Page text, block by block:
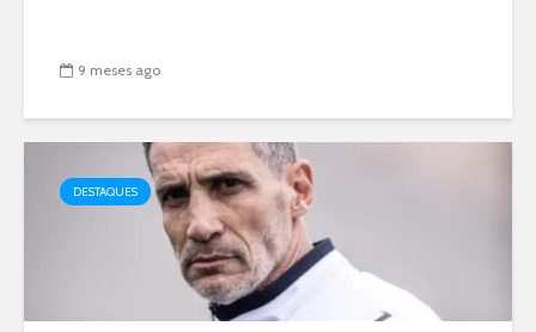
9 meses ago
DESTAQUES